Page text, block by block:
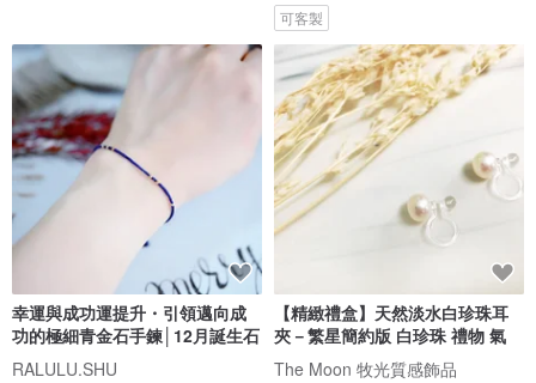
可客製
幸運與成功運提升・引領邁向成
功的極細青金石手鍊│12月誕生石
RALULU.SHU
【精緻禮盒】天然淡水白珍珠耳
夾－繁星簡約版 白珍珠 禮物 氣
The Moon 牧光質感飾品